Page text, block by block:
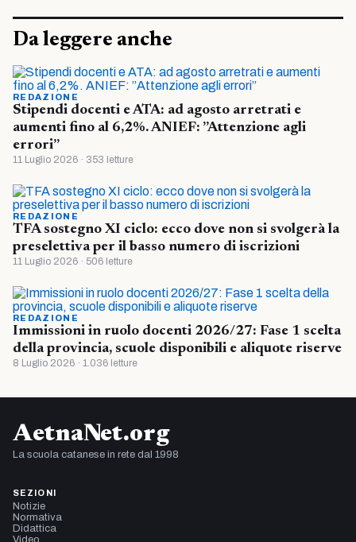
Da leggere anche
REDAZIONE
Stipendi docenti e ATA: ad agosto arretrati e
aumenti fino al 6,2%. ANIEF: ”Attenzione agli
errori”
11 Luglio 2026 · 353 letture
REDAZIONE
TFA sostegno XI ciclo: ecco dove non si svolgerà la
preselettiva per il basso numero di iscrizioni
11 Luglio 2026 · 506 letture
REDAZIONE
Immissioni in ruolo docenti 2026/27: Fase 1 scelta
della provincia, scuole disponibili e aliquote riserve
8 Luglio 2026 · 1.036 letture
AetnaNet.org
La scuola catanese in rete dal 1998
SEZIONI
Notizie
Normativa
Didattica
Video